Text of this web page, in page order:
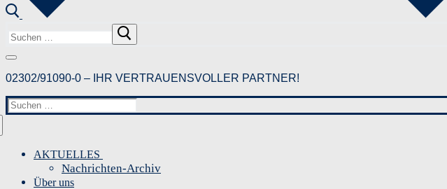
nach:
02302/91090-0 – IHR VERTRAUENSVOLLER PARTNER!
Suchen
nach:
AKTUELLES
Nachrichten-Archiv
Über uns